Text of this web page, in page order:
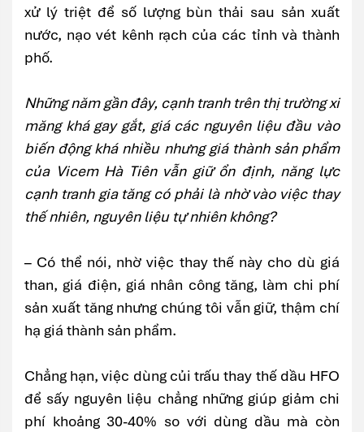
xử lý triệt để số lượng bùn thải sau sản xuất
nước, nạo vét kênh rạch của các tỉnh và thành
phố.
Những năm gần đây, cạnh tranh trên thị trường xi
măng khá gay gắt, giá các nguyên liệu đầu vào
biến động khá nhiều nhưng giá thành sản phẩm
của Vicem Hà Tiên vẫn giữ ổn định, năng lực
cạnh tranh gia tăng có phải là nhờ vào việc thay
thế nhiên, nguyên liệu tự nhiên không?
– Có thể nói, nhờ việc thay thế này cho dù giá
than, giá điện, giá nhân công tăng, làm chi phí
sản xuất tăng nhưng chúng tôi vẫn giữ, thậm chí
hạ giá thành sản phẩm.
Chẳng hạn, việc dùng củi trấu thay thế dầu HFO
để sấy nguyên liệu chẳng những giúp giảm chi
phí khoảng 30-40% so với dùng dầu mà còn